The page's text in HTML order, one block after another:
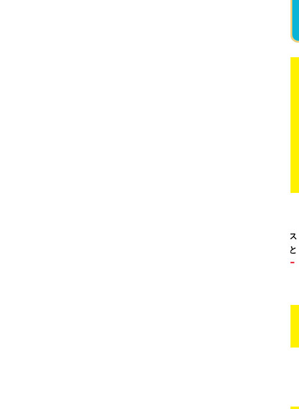
。ガソリンス
タンドや整備工場の既存インフラを活用すること
リー